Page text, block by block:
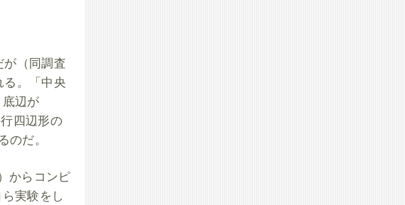
が（同調査
る。「中央
辺が
四辺形の
だ。
からコンピ
実験をし